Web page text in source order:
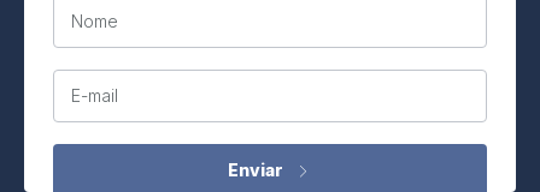
Nome
E-mail